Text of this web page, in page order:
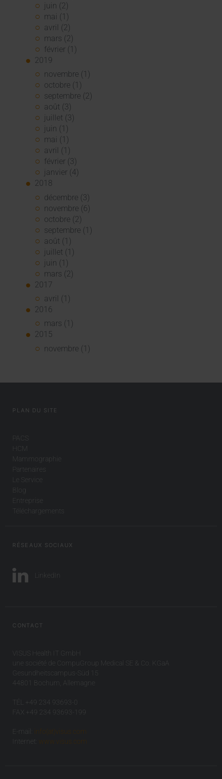
juin (2)
mai (1)
avril (2)
mars (2)
février (1)
2019
novembre (1)
octobre (1)
septembre (2)
août (3)
juillet (3)
juin (1)
mai (1)
avril (1)
février (3)
janvier (4)
2018
décembre (3)
novembre (6)
octobre (2)
septembre (1)
août (1)
juillet (1)
juin (1)
mars (2)
2017
avril (1)
2016
mars (1)
2015
novembre (1)
PLAN DU SITE
PACS
HCM
Mammographie
Partenaires
Le Service
Blog
Entreprise
Téléchargements
RÉSEAUX SOCIAUX
LinkedIn
CONTACT
VISUS Health IT GmbH
une société de CompuGroup Medical SE & Co. KGaA
Gesundheitscampus-Süd 15
44801 Bochum, Allemagne
TÉL +49 234 93693-0
FAX +49 234 93693-199
E-mail:
info(at)visus.com
Internet:
www.visus.com